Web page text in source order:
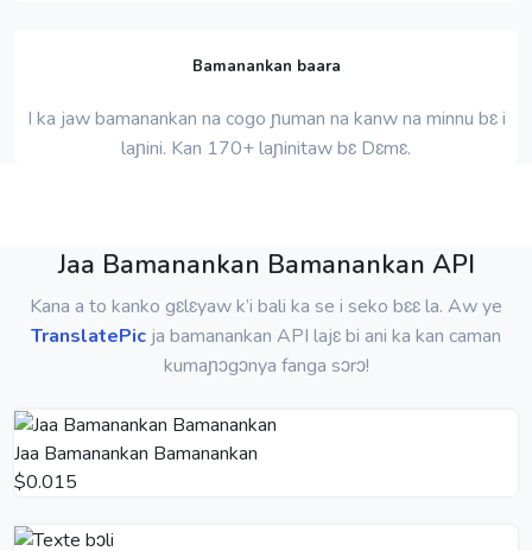
Bamanankan baara
I ka jaw bamanankan na cogo ɲuman na kanw na minnu bɛ i
laɲini. Kan 170+ laɲinitaw bɛ Dɛmɛ.
Jaa Bamanankan Bamanankan API
Kana a to kanko gɛlɛyaw k’i bali ka se i seko bɛɛ la. Aw ye
TranslatePic ja bamanankan API lajɛ bi ani ka kan caman
kumaɲɔgɔnya fanga sɔrɔ!
Jaa Bamanankan Bamanankan
$0.015